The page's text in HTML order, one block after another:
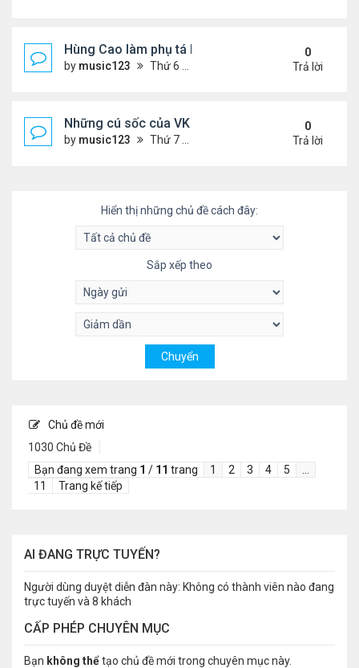
Hùng Cao làm phụ tá bộ trưởngHải Quân
by music123 Thứ 6 Tháng 10 03, 2025 6:01 pm
0
Trả lời
Những cú sốc của VK về nước làm việc
by music123 Thứ 7 Tháng 9 27, 2025 2:29 pm
0
Trả lời
Hiển thị những chủ đề cách đây:
Sắp xếp theo
Chủ đề mới
1030 Chủ Đề
Bạn đang xem trang 1 / 11 trang 1 2 3 4 5
11
Trang kế tiếp
AI ĐANG TRỰC TUYẾN?
Người dùng duyệt diễn đàn này: Không có thành viên nào đang
trực tuyến và 8 khách
CẤP PHÉP CHUYÊN MỤC
Bạn không thểtạo chủ đề mới trong chuyên mục này.